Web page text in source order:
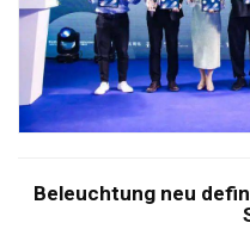
Beleuchtung neu